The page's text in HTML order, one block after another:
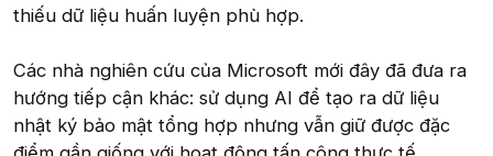
thiếu dữ liệu huấn luyện phù hợp.
Các nhà nghiên cứu của Microsoft mới đây đã đưa ra
hướng tiếp cận khác: sử dụng AI để tạo ra dữ liệu
nhật ký bảo mật tổng hợp nhưng vẫn giữ được đặc